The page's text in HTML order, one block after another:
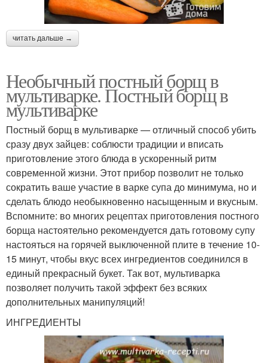
читать дальше →
Необычный постный борщ в
мультиварке. Постный борщ в
мультиварке
Постный борщ в мультиварке — отличный способ убить
сразу двух зайцев: соблюсти традиции и вписать
приготовление этого блюда в ускоренный ритм
современной жизни. Этот прибор позволит не только
сократить ваше участие в варке супа до минимума, но и
сделать блюдо необыкновенно насыщенным и вкусным.
Вспомните: во многих рецептах приготовления постного
борща настоятельно рекомендуется дать готовому супу
настояться на горячей выключенной плите в течение 10-
15 минут, чтобы вкус всех ингредиентов соединился в
единый прекрасный букет. Так вот, мультиварка
позволяет получить такой эффект без всяких
дополнительных манипуляций!
ИНГРЕДИЕНТЫ